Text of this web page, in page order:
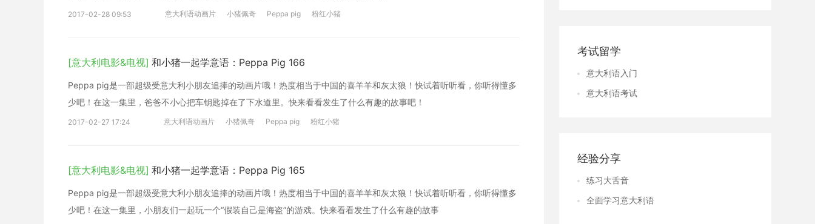
2017-02-28 09:53 意大利语动画片 小猪佩奇 Peppa pig 粉红小猪
[意大利电影&电视] 和小猪一起学意语：Peppa Pig 166
Peppa pig是一部超级受意大利小朋友追捧的动画片哦！热度相当于中国的喜羊羊和灰太狼！快试着听听看，你听得懂多
少吧！在这一集里，爸爸不小心把车钥匙掉在了下水道里。快来看看发生了什么有趣的故事吧！
2017-02-27 17:24 意大利语动画片 小猪佩奇 Peppa pig 粉红小猪
[意大利电影&电视] 和小猪一起学意语：Peppa Pig 165
Peppa pig是一部超级受意大利小朋友追捧的动画片哦！热度相当于中国的喜羊羊和灰太狼！快试着听听看，你听得懂多
少吧！在这一集里，小朋友们一起玩一个“假装自己是海盗”的游戏。快来看看发生了什么有趣的故事
考试留学
意大利语入门
意大利语考试
经验分享
练习大舌音
全面学习意大利语